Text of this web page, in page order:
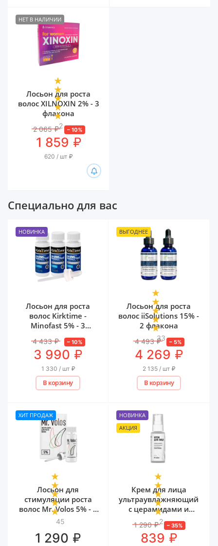
НЕТ В НАЛИЧИИ
2
Лосьон для роста
волос XILNOXIN 2% - 3
флакона
2 065 ₽ – 10%
1 859 ₽
620 / шт ₽
Специально для вас
НОВИНКА
Лосьон для роста
волос Kirktime -
Minofast 5% - 3
4 433 ₽ – 10%
3 990 ₽
1 330 / шт ₽
В корзину
ВЫГОДНЕЕ
33
Лосьон для роста
волос iiSolutions 15% -
2 флакона
4 493 ₽ – 5%
4 269 ₽
2 135 / шт ₽
В корзину
ХИТ ПРОДАЖ
45
Лосьон для
стимуляции роста
волос Mr. Volos 5% - 1
флакон
1 290 ₽
НОВИНКА
АКЦИЯ
2
Крем для лица
ультраувлажняющий
с церамидами и
мочевиной Mr. Volos,
50 мл
1 290 ₽ – 35%
839 ₽